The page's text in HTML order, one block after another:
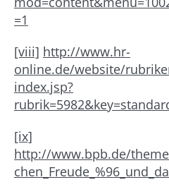
=1
[viii] http://www.hr-
online.de/website/
index.jsp?
[ix]
http://www.bpb.de/